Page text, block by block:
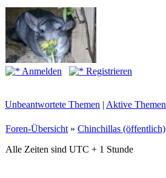
Anmelden
Registrieren
Unbeantwortete Themen | Aktive Themen
Foren-Übersicht » Chinchillas (öffentlich)
Alle Zeiten sind UTC + 1 Stunde